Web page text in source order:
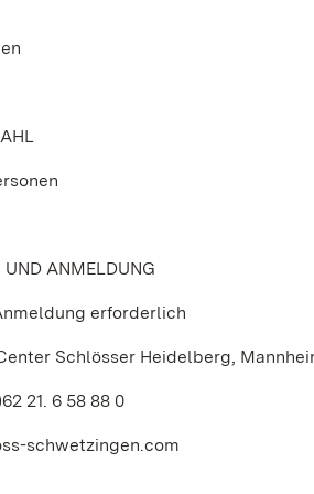
UND ANMELDUNG
erforderlich
Schlösser Heidelberg,
21. 6 58 88 0
schwetzingen.com